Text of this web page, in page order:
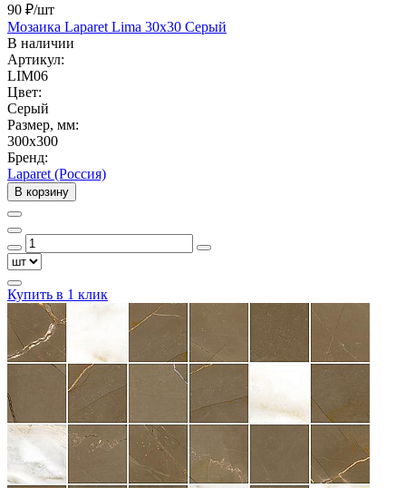
90 ₽/шт
Мозаика Laparet Lima 30x30 Серый
В наличии
Артикул:
LIM06
Цвет:
Серый
Размер, мм:
300x300
Бренд:
Laparet (Россия)
В корзину
Купить в 1 клик